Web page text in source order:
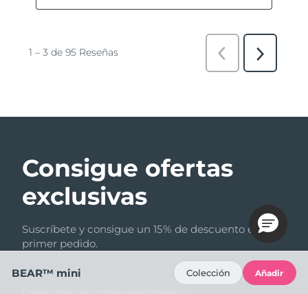
Consigue ofertas
exclusivas
Suscríbete y consigue un 15% de descuento en tu
primer pedido.
BEAR™ mini Colección Añadir